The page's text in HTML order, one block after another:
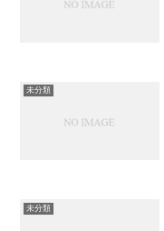
未分類
未分類